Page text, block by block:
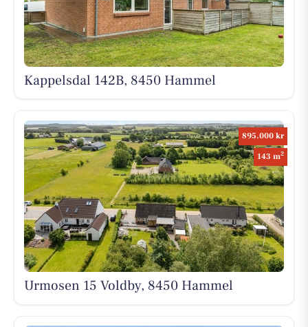
Kappelsdal 142B, 8450 Hammel
895.000 kr
143 m2
Urmosen 15 Voldby, 8450 Hammel